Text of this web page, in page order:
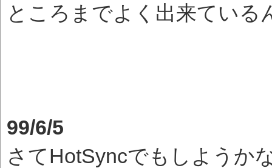
ところまでよく出来ている
99/6/5
さてHotSyncでもしようか